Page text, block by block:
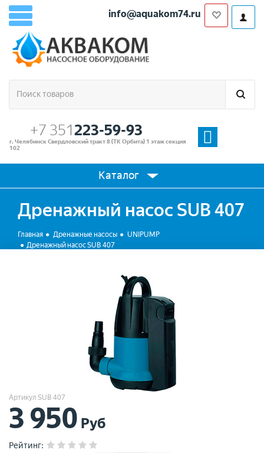
info@aquakom74.ru
+7 351223-59-93
г. Челябинск Свердловский тракт 8 (ТК Орбита) 1 этаж секция
102
Каталог
Дренажный насос SUB 407
Главная Дренажные насосы
UNIPUMP
Дренажный насос SUB 407
Артикул SUB 407
3 950 Руб
Рейтинг: